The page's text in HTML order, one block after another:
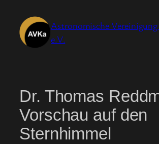
Inhalt
springen
Astronomische
e.V.
Dr. Thomas
Vorschau auf den
Sternhimmel